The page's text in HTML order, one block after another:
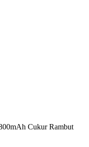
Cukur Rambut